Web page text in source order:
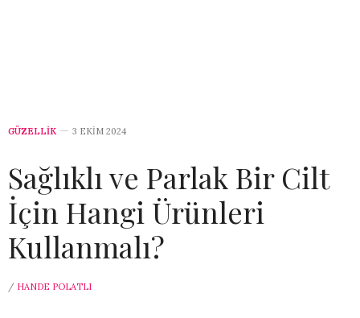
GÜZELLİK 3 EKIM 2024
Sağlıklı ve Parlak Bir Cilt
İçin Hangi Ürünleri
Kullanmalı?
/ HANDE POLATLI